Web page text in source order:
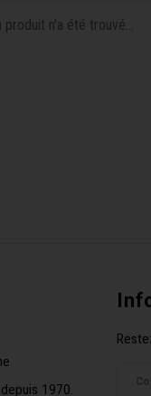
produit n'a été trouvé...
1970.